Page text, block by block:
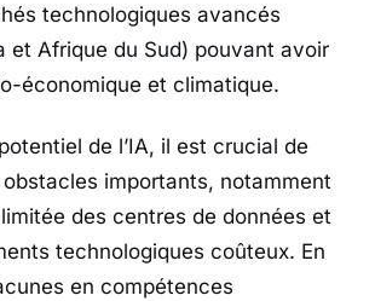
technologiques avancés
et Afrique du Sud) pouvant avoir
économique et climatique.
de l’IA, il est crucial de
importants, notamment
des centres de données et
technologiques coûteux. En
en compétences